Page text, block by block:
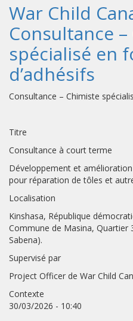
War Child
Consultance
spécialisé en
d’adhésifs
Consultance – Chimiste
Titre
Consultance à court terme
Développement et
pour réparation de tôles et
Localisation
Kinshasa, République
Commune de Masina, Quartier
Sabena).
Supervisé par
Project Officer de War Child
Contexte
30/03/2026 - 10:40